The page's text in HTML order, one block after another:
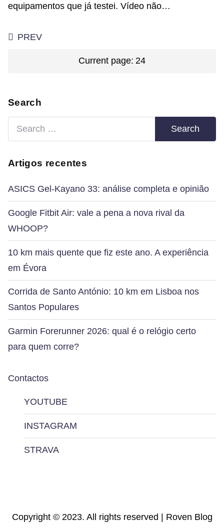
equipamentos que já testei. Vídeo não…
Paginação
PREV
Current page: 24
Search
Search
for:
Artigos recentes
ASICS Gel-Kayano 33: análise completa e opinião
Google Fitbit Air: vale a pena a nova rival da
WHOOP?
10 km mais quente que fiz este ano. A experiência
em Évora
Corrida de Santo António: 10 km em Lisboa nos
Santos Populares
Garmin Forerunner 2026: qual é o relógio certo
para quem corre?
Contactos
YOUTUBE
INSTAGRAM
STRAVA
Copyright © 2023. All rights reserved | Roven Blog